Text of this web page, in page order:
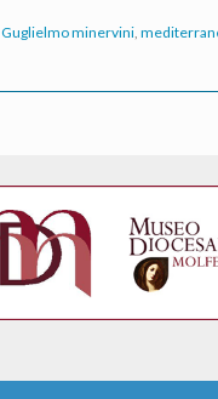
Guglielmo minervini,